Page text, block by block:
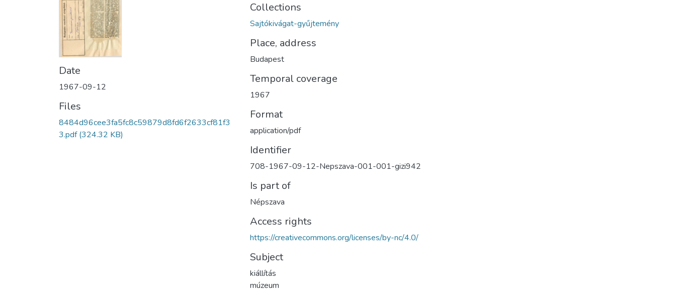
Date
1967-09-12
Files
8484d96cee3fa5fc8c59879d8fd6f2633cf81f3
3.pdf(324.32 KB)
Collections
Sajtókivágat-gyűjtemény
Place, address
Budapest
Temporal coverage
1967
Format
application/pdf
Identifier
708-1967-09-12-Nepszava-001-001-gizi942
Is part of
Népszava
Access rights
https://creativecommons.org/licenses/by-nc/4.0/
Subject
kiállítás
múzeum